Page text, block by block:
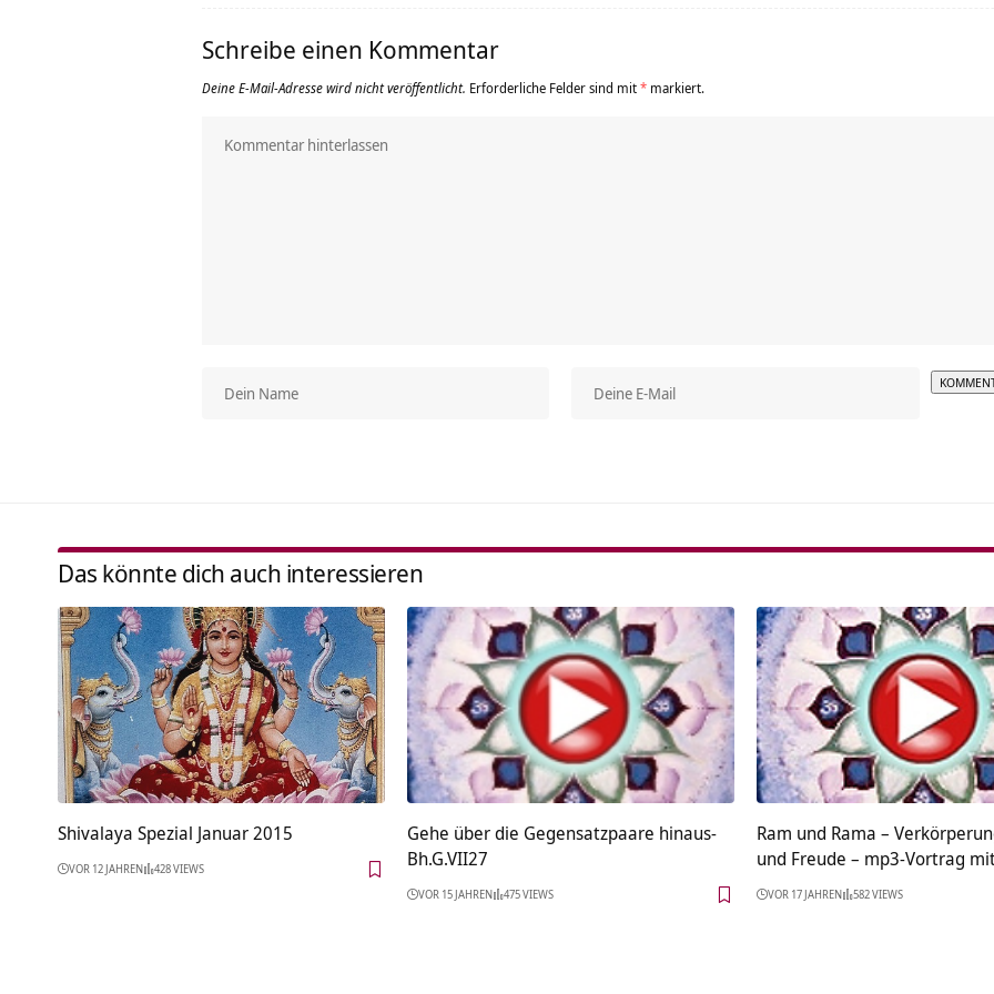
Schreibe einen Kommentar
Deine E-Mail-Adresse wird nicht veröffentlicht. Erforderliche Felder sind mit* markiert.
Das könnte dich auch interessieren
Shivalaya Spezial Januar 2015
VOR 12 JAHREN 428 VIEWS
Gehe über die Gegensatzpaare hinaus-
Bh.G.VII27
VOR 15 JAHREN 475 VIEWS
Ram und Rama –
und Freude – mp3-Vortrag
VOR 17 JAHREN 582 VIEWS